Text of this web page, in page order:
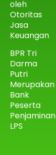
oleh
Otoritas
Jasa
Keuangan
BPR Tri
Darma
Putri
Merupakan
Bank
Peserta
Penjaminan
LPS